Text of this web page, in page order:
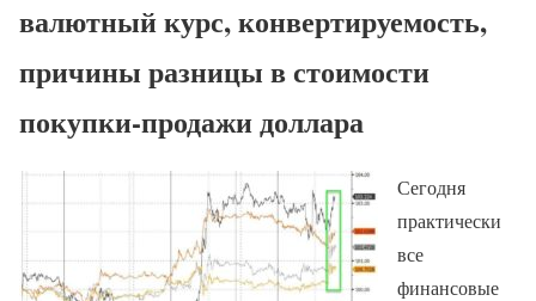
валютный курс, конвертируемость,
причины разницы в стоимости
покупки-продажи доллара
Сегодня
практически
все
финансовые